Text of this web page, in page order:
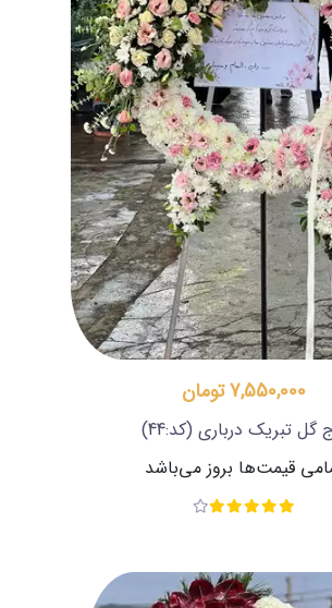
7,550,000 تومان
گل تبریک درباری (کد:44)
قیمت‌ها بروز می‌باشد